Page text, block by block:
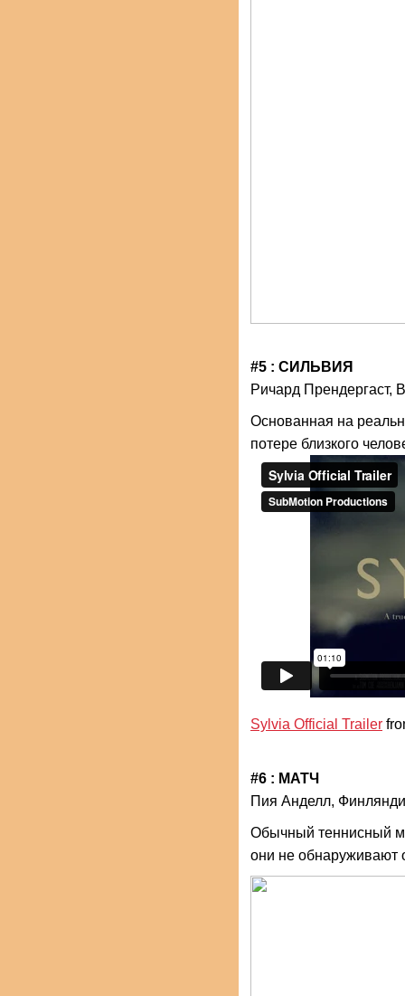
#5 : СИЛЬВИЯ
Ричард Прендергаст,
Основанная на
потере близкого
Sylvia Official Trailer
#6 : МАТЧ
Пия Анделл,
Обычный теннисный
они не обнаруживают